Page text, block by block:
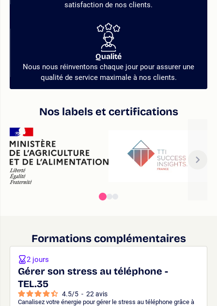
satisfaction de nos clients.
Qualité
Nous nous réinventons chaque jour pour assurer une
qualité de service maximale à nos clients.
Nos labels et certifications
Formations complémentaires
Gérer son stress au téléphone -
TEL.35
4.5/5 - 22 avis
Canalisez votre énergie pour gérer le stress au téléphone grâce à
2 jours